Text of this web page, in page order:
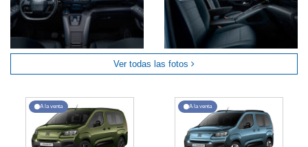
Ver todas las fotos
A la venta A la venta